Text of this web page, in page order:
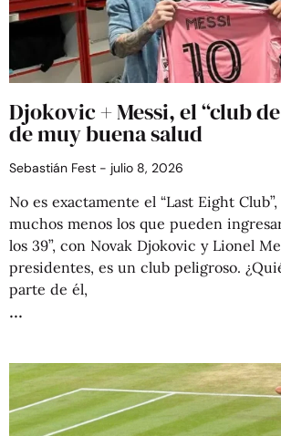
Djokovic + Messi, el “club
de muy buena salud
Sebastián Fest julio 8, 2026
No es exactamente el “Last Eight
muchos menos los que pueden
los 39”, con Novak Djokovic y Lionel
presidentes, es un club peligroso.
parte de él,